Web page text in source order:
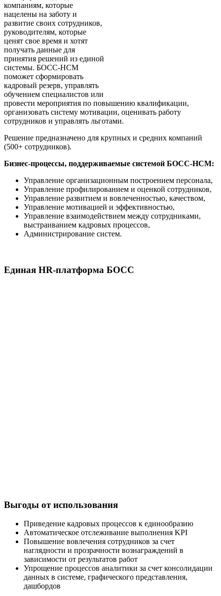
компаниям, которые
нацелены на заботу и
развитие своих сотрудников,
руководителям, которые
ценят свое время и хотят
получать данные для
принятия решений из единой
системы. БОСС-HCM
поможет сформировать
кадровый резерв, управлять
обучением специалистов или
провести мероприятия по повышению квалификации,
организовать систему мотивации, оценивать работу
сотрудников и управлять льготами.
Решение предназначено для крупных и средних компаний
(500+ сотрудников).
Бизнес-процессы, поддерживаемые системой БОСС-HCM:
Управление организационным построением персонала,
Управление профилированием и оценкой сотрудников,
Управление развитием и вовлеченностью, качеством,
Управление мотивацией и эффективностью,
Управление взаимодействием между сотрудниками,
выстраиванием кадровых процессов,
Администрирование систем.
Единая HR-платформа БОСС
Выгоды от использования
Приведение кадровых процессов к единообразию
Автоматическое отслеживание выполнения KPI
Повышение вовлечения сотрудников за счет
наглядности и прозрачности вознаграждений в
зависимости от результатов работ
Упрощение процессов аналитики за счет консолидации
данных в системе, графического представления,
дашбордов